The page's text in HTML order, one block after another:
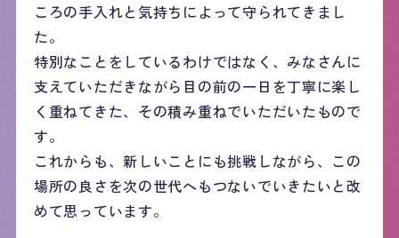
ころの手入れと気持ちによって守られてきまし
た。
特別なことをしているわけではなく、みなさんに
支えていただきながら目の前の一日を丁寧に楽し
く重ねてきた、その積み重ねでいただいたもので
す。
これからも、新しいことにも挑戦しながら、この
場所の良さを次の世代へもつないでいきたいと改
めて思っています。